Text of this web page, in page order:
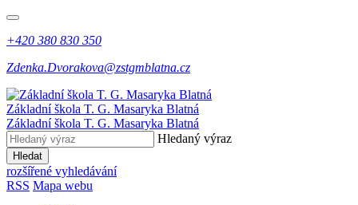
+420 380 830 350
Zdenka.Dvorakova@zstgmblatna.cz
Základní škola T. G. Masaryka Blatná
Základní škola T. G. Masaryka Blatná
Hledaný výraz
Hledat
rozšířené vyhledávání
RSS Mapa webu